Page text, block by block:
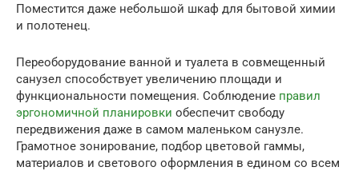
Поместится даже небольшой шкаф для бытовой химии
и полотенец.
Переоборудование ванной и туалета в совмещенный
санузел способствует увеличению площади и
функциональности помещения. Соблюдение правил
эргономичной планировки обеспечит свободу
передвижения даже в самом маленьком санузле.
Грамотное зонирование, подбор цветовой гаммы,
материалов и светового оформления в едином со всем